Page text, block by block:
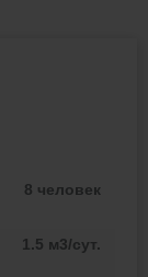
8 человек
1.5 м3/сут.